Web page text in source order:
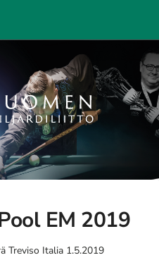
Suomen Biljardiliitto ry
EM 2019
Treviso Italia 1.5.2019